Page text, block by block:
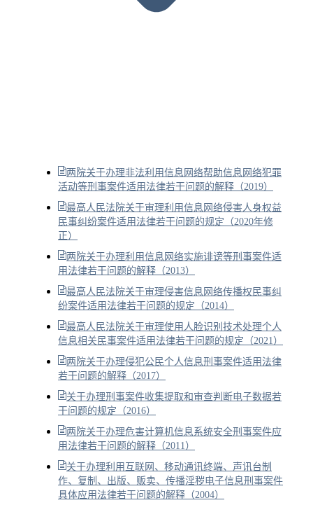
两院关于办理非法利用信息网络帮助信息网络犯罪
活动等刑事案件适用法律若干问题的解释（2019）
最高人民法院关于审理利用信息网络侵害人身权益
民事纠纷案件适用法律若干问题的规定（2020年修
正）
两院关于办理利用信息网络实施诽谤等刑事案件适
用法律若干问题的解释（2013）
最高人民法院关于审理侵害信息网络传播权民事纠
纷案件适用法律若干问题的规定（2014）
最高人民法院关于审理使用人脸识别技术处理个人
信息相关民事案件适用法律若干问题的规定（2021）
两院关于办理侵犯公民个人信息刑事案件适用法律
若干问题的解释（2017）
关于办理刑事案件收集提取和审查判断电子数据若
干问题的规定（2016）
两院关于办理危害计算机信息系统安全刑事案件应
用法律若干问题的解释（2011）
关于办理利用互联网、移动通讯终端、声讯台制
作、复制、出版、贩卖、传播淫秽电子信息刑事案件
具体应用法律若干问题的解释（2004）